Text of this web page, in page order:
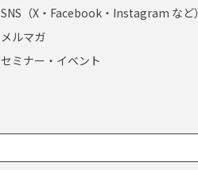
SNS（X・Facebook・Instagram など）
メルマガ
セミナー・イベント